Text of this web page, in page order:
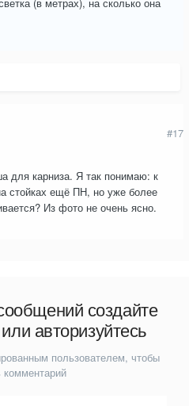
(в метрах), на сколько она
#17
для карниза. Я так понимаю: к
стойках ещё ПН, но уже более
Из фото не очень ясно.
создайте
авторизуйтесь
пользователем, чтобы
комментарий